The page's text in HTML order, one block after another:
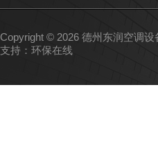
Copyright © 2026 德州东润空调
支持： 环保在线